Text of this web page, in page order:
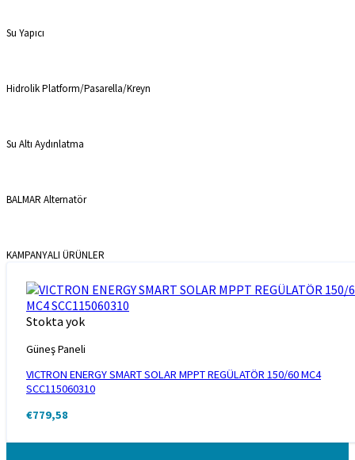
Su Yapıcı
Hidrolik Platform/Pasarella/Kreyn
Su Altı Aydınlatma
BALMAR Alternatör
KAMPANYALI ÜRÜNLER
Stokta yok
Güneş Paneli
VICTRON ENERGY SMART SOLAR MPPT REGÜLATÖR 150/60 MC4
SCC115060310
€779,58